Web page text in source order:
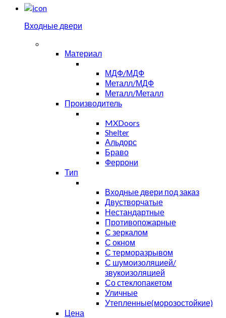
Входные двери
Материал
МДФ/МДФ
Металл/МДФ
Металл/Металл
Производитель
MXDoors
Shelter
Альдорс
Браво
Феррони
Тип
Входные двери под заказ
Двустворчатые
Нестандартные
Противопожарные
С зеркалом
С окном
С терморазрывом
С шумоизоляцией/
звукоизоляцией
Со стеклопакетом
Уличные
Утепленные(морозостойкие)
Цена